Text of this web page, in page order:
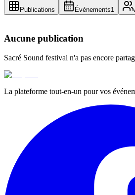
Publications Événements1
Aucune publication
Sacré Sound festival n'a pas encore
La plateforme tout-en-un pour vos